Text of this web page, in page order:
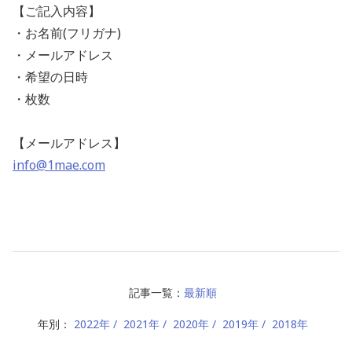
【ご記入内容】
・お名前(フリガナ)
・メールアドレス
・希望の日時
・枚数
【メールアドレス】
‭info@1mae.com‬
記事一覧： 最新順
年別： 2022年 2021年 2020年 2019年 2018年